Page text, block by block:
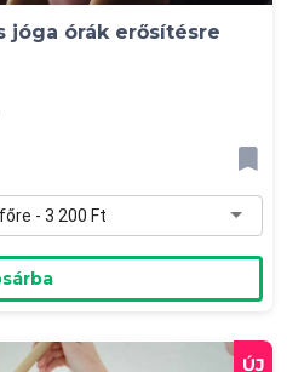
jóga órák erősítésre
- 3 200 Ft